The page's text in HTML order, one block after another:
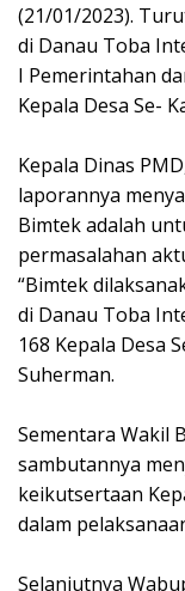
(21/01/2023).
di Danau Toba
I Pemerintahan
Kepala Desa Se-
Kepala Dinas
laporannya
Bimtek adalah
permasalahan
“Bimtek
di Danau Toba
168 Kepala Desa
Suherman.
Sementara Wakil
sambutannya
keikutsertaan
dalam
Selanjutnya